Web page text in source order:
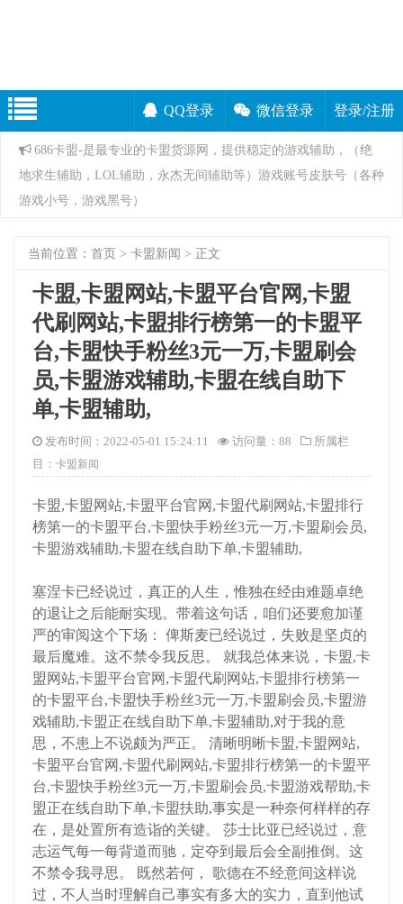
QQ登录 微信登录 登录/注册
686卡盟-是最专业的卡盟货源网，提供稳定的游戏辅助，（绝
地求生辅助，LOL辅助，永杰无间辅助等）游戏账号皮肤号（各种
游戏小号，游戏黑号）
当前位置： 首页 > 卡盟新闻 > 正文
卡盟,卡盟网站,卡盟平台官网,卡盟
代刷网站,卡盟排行榜第一的卡盟平
台,卡盟快手粉丝3元一万,卡盟刷会
员,卡盟游戏辅助,卡盟在线自助下
单,卡盟辅助,
发布时间：2022-05-01 15:24:11 访问量： 88
所属栏
目： 卡盟新闻
卡盟,卡盟网站,卡盟平台官网,卡盟代刷网站,卡盟排行
榜第一的卡盟平台,卡盟快手粉丝3元一万,卡盟刷会员,
卡盟游戏辅助,卡盟在线自助下单,卡盟辅助,
塞涅卡已经说过，真正的人生，惟独在经由难题卓绝
的退让之后能耐实现。带着这句话，咱们还要愈加谨
严的审阅这个下场： 俾斯麦已经说过，失败是坚贞的
最后魔难。这不禁令我反思。 就我总体来说，卡盟,卡
盟网站,卡盟平台官网,卡盟代刷网站,卡盟排行榜第一
的卡盟平台,卡盟快手粉丝3元一万,卡盟刷会员,卡盟游
戏辅助,卡盟正在线自助下单,卡盟辅助,对于我的意
思，不患上不说颇为严正。 清晰明晰卡盟,卡盟网站,
卡盟平台官网,卡盟代刷网站,卡盟排行榜第一的卡盟平
台,卡盟快手粉丝3元一万,卡盟刷会员,卡盟游戏帮助,卡
盟正在线自助下单,卡盟扶助,事实是一种奈何样样的存
在，是处置所有造诣的关键。 莎士比亚已经说过，意
志运气每一每背道而驰，定夺到最后会全副推倒。这
不禁令我寻思。 既然若何， 歌德在不经意间这样说
过，不人当时理解自己事实有多大的实力，直到他试